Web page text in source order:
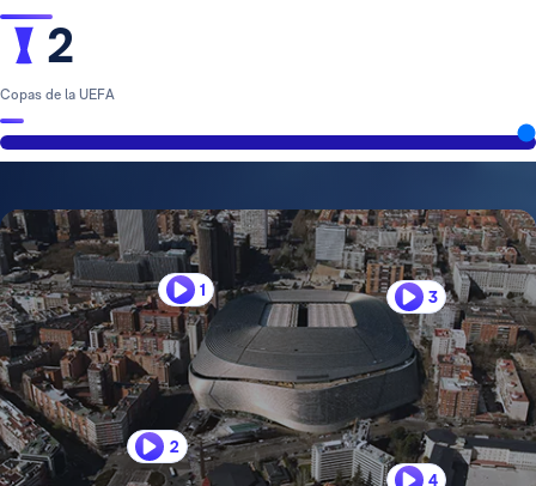
2
Copas de la UEFA
1
2
3
4